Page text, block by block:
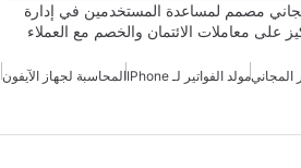
مصمم لمساعدة المستخدمين في إدارة
على معاملات الائتمان والخصم مع العملاء
المجانيمولد الفواتير لـ IPhone
المحاسبة لجهاز الآيفون